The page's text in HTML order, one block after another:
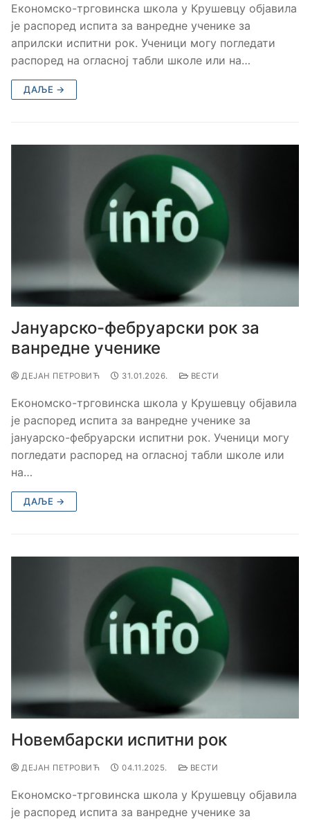
Економско-трговинска школа у Крушевцу објавила
је распоред испита за ванредне ученике за
априлски испитни рок. Ученици могу погледати
распоред на огласној табли школе или на…
ДАЉЕ →
Јануарско-фебруарски рок за
ванредне ученике
ДЕЈАН ПЕТРОВИЋ 31.01.2026. ВЕСТИ
Економско-трговинска школа у Крушевцу објавила
је распоред испита за ванредне ученике за
јануарско-фебруарски испитни рок. Ученици могу
погледати распоред на огласној табли школе или
на…
ДАЉЕ →
Новембарски испитни рок
ДЕЈАН ПЕТРОВИЋ 04.11.2025. ВЕСТИ
Економско-трговинска школа у Крушевцу објавила
је распоред испита за ванредне ученике за